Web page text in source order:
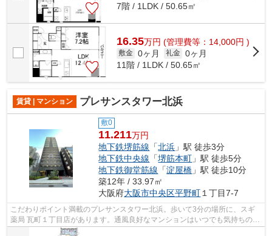
7階 / 1LDK / 50.65㎡
16.35万円 (管理費等：14,000円 )
敷金 0ヶ月 礼金 0ヶ月
11階 / 1LDK / 50.65㎡
賃貸 | マンション プレサンスタワー北浜
敷0
11.211万円
地下鉄堺筋線 「北浜 」駅 徒歩3分
地下鉄中央線 「堺筋本町 」駅 徒歩5分
地下鉄御堂筋線 「淀屋橋 」駅 徒歩10分
築12年 / 33.97㎡
大阪府大阪市中央区平野町 １丁目7-7
こだわりポイント満載のプレサンスタワー北浜。歩いて3分の場所に、スギ
薬局 瓦町１丁目店があります。通風良好なマンションはいつでも気持ちの良
い空間です。造りとデザインに関して...